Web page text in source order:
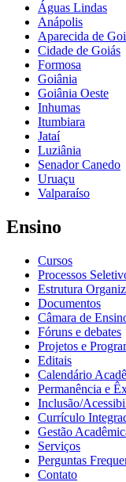
Águas Lindas
Anápolis
Aparecida de
Cidade de Goiás
Formosa
Goiânia
Goiânia Oeste
Inhumas
Itumbiara
Jataí
Luziânia
Senador Canedo
Uruaçu
Valparaíso
Ensino
Cursos
Processos
Estrutura
Documentos
Câmara de
Fóruns e debates
Projetos e
Editais
Calendário
Permanência e
Inclusão/
Currículo
Gestão
Serviços
Perguntas
Contato